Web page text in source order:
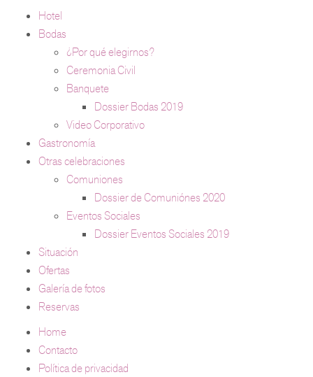
Hotel
Bodas
¿Por qué elegirnos?
Ceremonia Civil
Banquete
Dossier Bodas 2019
Video Corporativo
Gastronomía
Otras celebraciones
Comuniones
Dossier de Comuniónes 2020
Eventos Sociales
Dossier Eventos Sociales 2019
Situación
Ofertas
Galería de fotos
Reservas
Home
Contacto
Política de privacidad